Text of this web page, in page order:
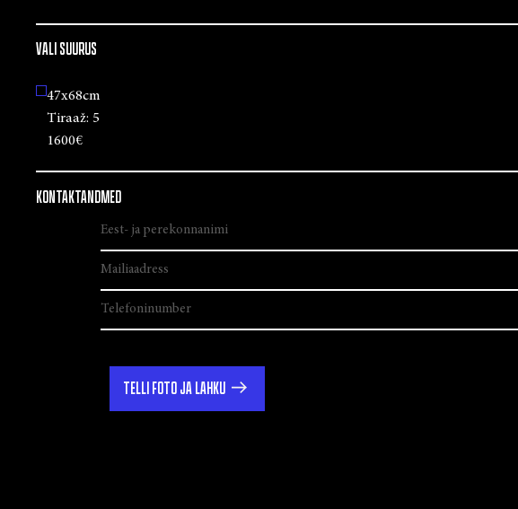
VALI SUURUS
47x68cm
Tiraaž: 5
1600€
KONTAKTANDMED
TELLI FOTO JA LAHKU